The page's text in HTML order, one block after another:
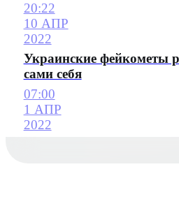
20:22
10 АПР
2022
Украинские фейкометы
сами себя
07:00
1 АПР
2022